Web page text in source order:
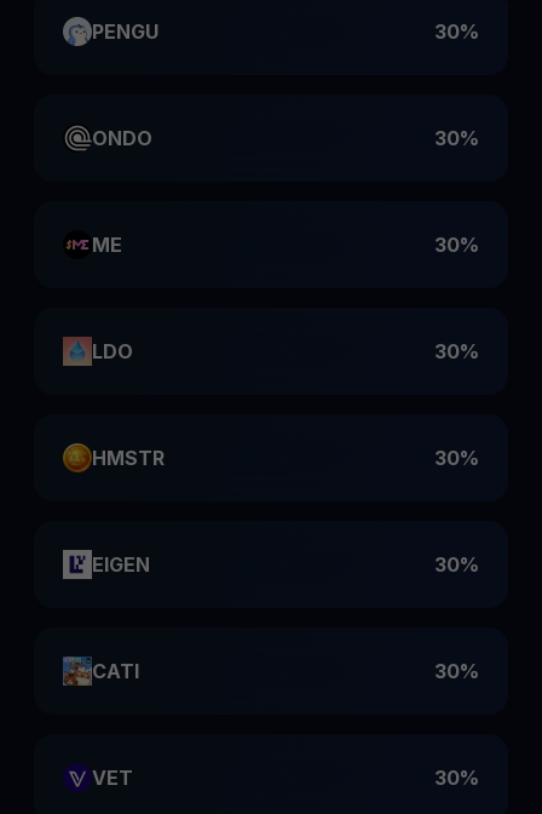
PENGU 30%
ONDO 30%
ME 30%
LDO 30%
HMSTR 30%
EIGEN 30%
CATI 30%
VET 30%